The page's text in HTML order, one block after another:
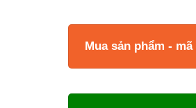
Mua sản phẩm - mã